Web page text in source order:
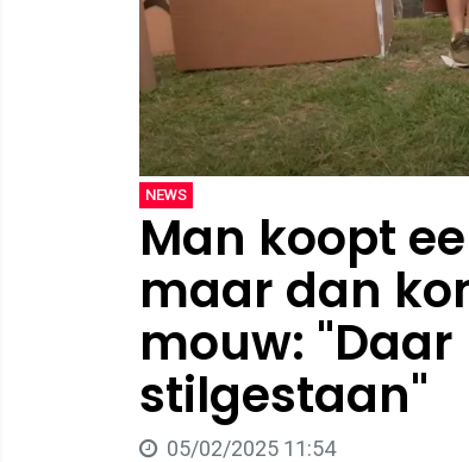
NEWS
Man koopt
maar dan
mouw:
stilgestaan"
05/02/2025 11:54